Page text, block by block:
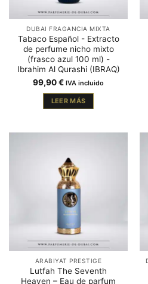
DUBAI FRAGANCIA MIXTA
Tabaco Español - Extracto
de perfume nicho mixto
(frasco azul 100 ml) -
Ibrahim Al Qurashi (IBRAQ)
99,90€ IVA incluido
LEER MÁS
ARABIYAT PRESTIGE
Lutfah The Seventh
Heaven – Eau de parfum